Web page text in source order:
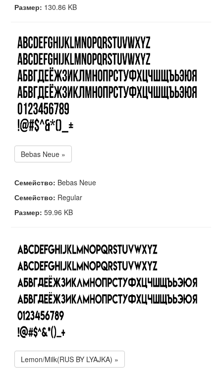
Размер: 130.86 KB
Bebas Neue »
Семейство: Bebas Neue
Семейство: Regular
Размер: 59.96 KB
Lemon/Milk(RUS BY LYAJKA) »